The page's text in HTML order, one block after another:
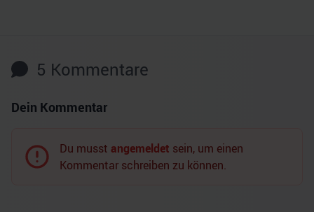
5 Kommentare
Dein Kommentar
Du musst angemeldet sein, um einen
Kommentar schreiben zu können.